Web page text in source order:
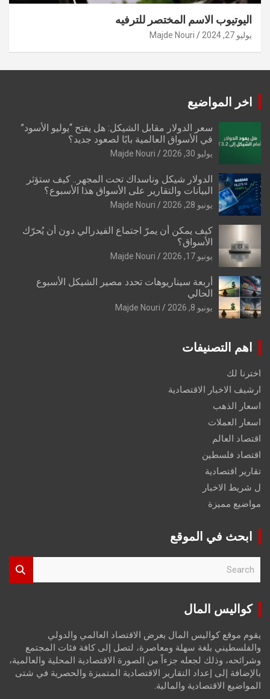
اليوتيوب الاسم المختصر للترفيه
يوليو 27, 2024 Majde Nouri
اخر المواضيع
سعر الدولار مقابل الشيكل: هل يفتح “يوليو الأسود”
في الأسواق العالمية بابًا لصعود جديد؟
يوليو 30, 2026 Majde Nouri
الدولار شيكل وناسداك تحت المجهر.. كيف ستؤثر
البيانات والتقارير على الأسواق هذا الأسبوع؟
يونيو 28, 2026 Majde Nouri
كيف يمكن أن يمرّ اجتماع الفيدرالي دون أن يُحرّك
الأسواق؟
يونيو 17, 2026 Majde Nouri
أربعة سيناريوهات تحدد مصير الشيكل الأسبوع
الحالي
يونيو 8, 2026 Majde Nouri
اهم التصنيفات
اخترنا لك
ارشيف الاخبار الاقتصادية
اسعار الذهب
اسعار العملات
اقتصاد العالم
اقتصاد فلسطين
تقارير اقتصادية
ل شريط الاخبار
مواضيع مميزة
ابحث في الموقع
r
كواليس المال
يقوم موقع كواليس المال بعرض الاقتصاد العالمي والدولي
والفلسطيني بلغة سهلة ومعاصرة، لتصل إلى كافة فئات المجتمع
وشرائحه، وذلك لجعله جزءاً من الصورة الاقتصادية المحلية والعالمية،
بالإضافة إلى إعداد التقارير الاقتصادية المتميزة والحصرية في شتى
المواضيع الاقتصادية والمالية.